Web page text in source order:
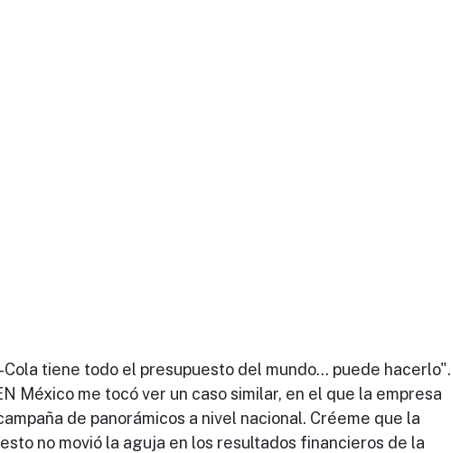
Cola tiene todo el presupuesto del mundo... puede
México me tocó ver un caso similar, en el que la empresa
de panorámicos a nivel nacional. Créeme que la
no movió la aguja en los resultados financieros de la